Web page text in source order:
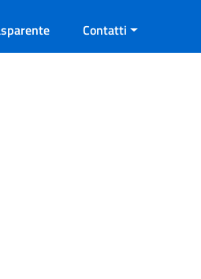
Contatti